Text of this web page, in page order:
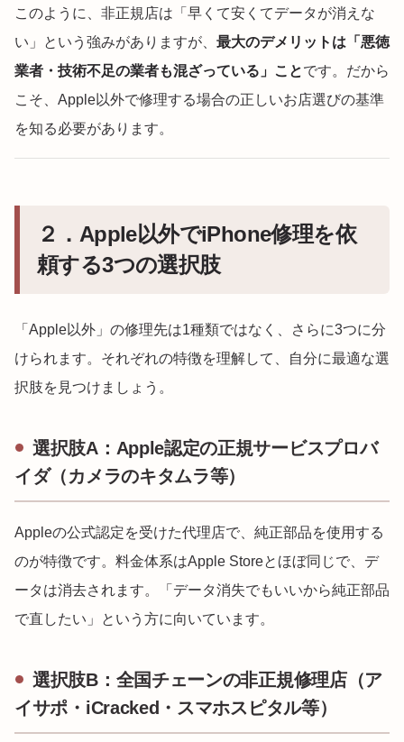
このように、非正規店は「早くて安くてデータが消えな
い」という強みがありますが、 最大のデメリットは「悪徳
業者・技術不足の業者も混ざっている」ことです。だから
こそ、Apple以外で修理する場合の正しいお店選びの基準
を知る必要があります。
２．Apple以外でiPhone修理を依
頼する3つの選択肢
「Apple以外」の修理先は1種類ではなく、さらに3つに分
けられます。それぞれの特徴を理解して、自分に最適な選
択肢を見つけましょう。
選択肢A：Apple認定の正規サービスプロバ
イダ（カメラのキタムラ等）
Appleの公式認定を受けた代理店で、純正部品を使用する
のが特徴です。料金体系はApple Storeとほぼ同じで、デ
ータは消去されます。「データ消失でもいいから純正部品
で直したい」という方に向いています。
選択肢B：全国チェーンの非正規修理店（ア
イサポ・iCracked・スマホスピタル等）